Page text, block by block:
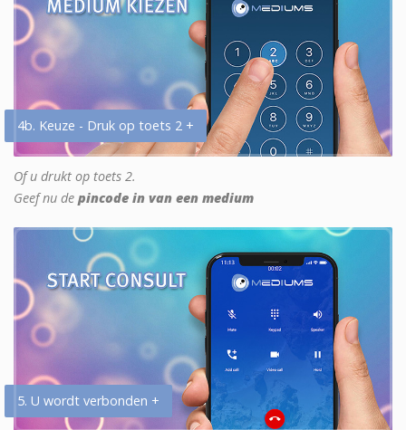
4b. Keuze - Druk op toets 2 +
Of u drukt op toets 2.
Geef nu de pincode in van een medium
5. U wordt verbonden +